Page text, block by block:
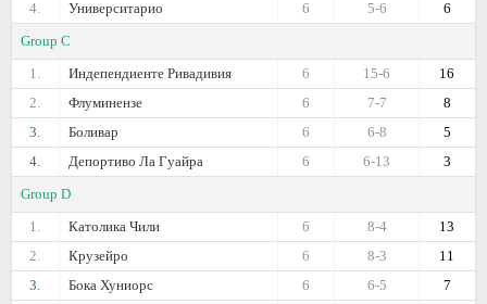
4.
Университарио 6
5-6
6
Group C
1.
Индепендиенте Ривадивия 16
15-6
6
2.
Флуминензе 8
7-7
6
3.
Боливар 5
6-8
6
4.
Депортиво Ла Гуайра 3
6-13
6
Group D
1.
Католика Чили 13
8-4
6
2.
Крузейро 11
8-3
6
3.
Бока Хуниорс 7
6-5
6